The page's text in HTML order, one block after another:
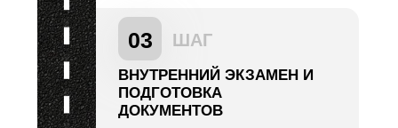
ВНУТРЕННИЙ ЭКЗАМЕН И
ПОДГОТОВКА
ДОКУМЕНТОВ
ШАГ
03